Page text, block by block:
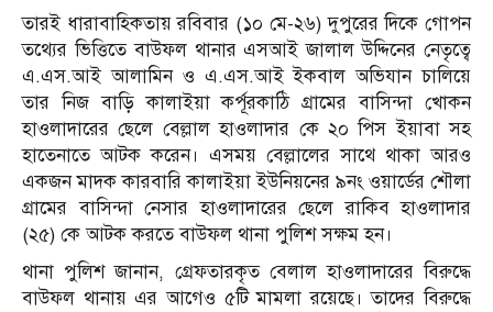
তারই ধারাবাহিকতায় রবিবার (১০ মে-২৬) দুপুরের দিকে গোপন
তথ্যের ভিত্তিতে বাউফল থানার এসআই জালাল উদ্দিনের নেতৃত্বে
এ.এস.আই আলামিন ও এ.এস.আই ইকবাল অভিযান চালিয়ে
তার নিজ বাড়ি কালাইয়া কর্পূরকাঠি গ্রামের বাসিন্দা খোকন
হাওলাদারের ছেলে বেল্লাল হাওলাদার কে ২০ পিস ইয়াবা সহ
হাতেনাতে আটক করেন। এসময় বেল্লালের সাথে থাকা আরও
একজন মাদক কারবারি কালাইয়া ইউনিয়নের ৯নং ওয়ার্ডের শৌলা
গ্রামের বাসিন্দা নেসার হাওলাদারের ছেলে রাকিব হাওলাদার
(২৫) কে আটক করতে বাউফল থানা পুলিশ সক্ষম হন।
থানা পুলিশ জানান, গ্রেফতারকৃত বেলাল হাওলাদারের বিরুদ্ধে
বাউফল থানায় এর আগেও ৫টি মামলা রয়েছে। তাদের বিরুদ্ধে